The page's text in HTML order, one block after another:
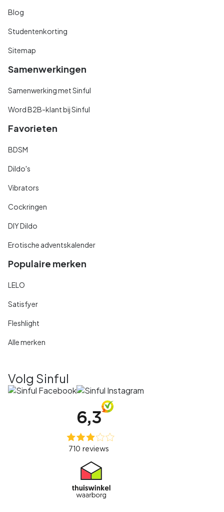
Blog
Studentenkorting
Sitemap
Samenwerkingen
Samenwerking met Sinful
Word B2B-klant bij Sinful
Favorieten
BDSM
Dildo's
Vibrators
Cockringen
DIY Dildo
Erotische adventskalender
Populaire merken
LELO
Satisfyer
Fleshlight
Alle merken
Volg Sinful